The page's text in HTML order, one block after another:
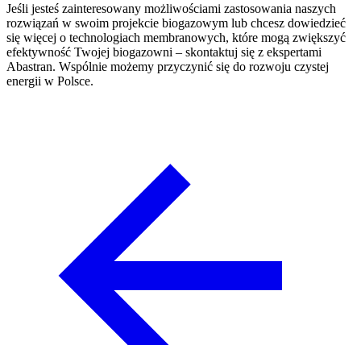
Jeśli jesteś zainteresowany możliwościami zastosowania naszych
rozwiązań w swoim projekcie biogazowym lub chcesz dowiedzieć
się więcej o technologiach membranowych, które mogą zwiększyć
efektywność Twojej biogazowni – skontaktuj się z ekspertami
Abastran. Wspólnie możemy przyczynić się do rozwoju czystej
energii w Polsce.